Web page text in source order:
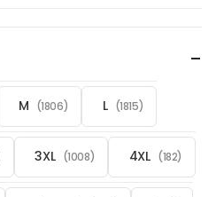
M (1806) L (1815)
3XL (1008) 4XL (182)